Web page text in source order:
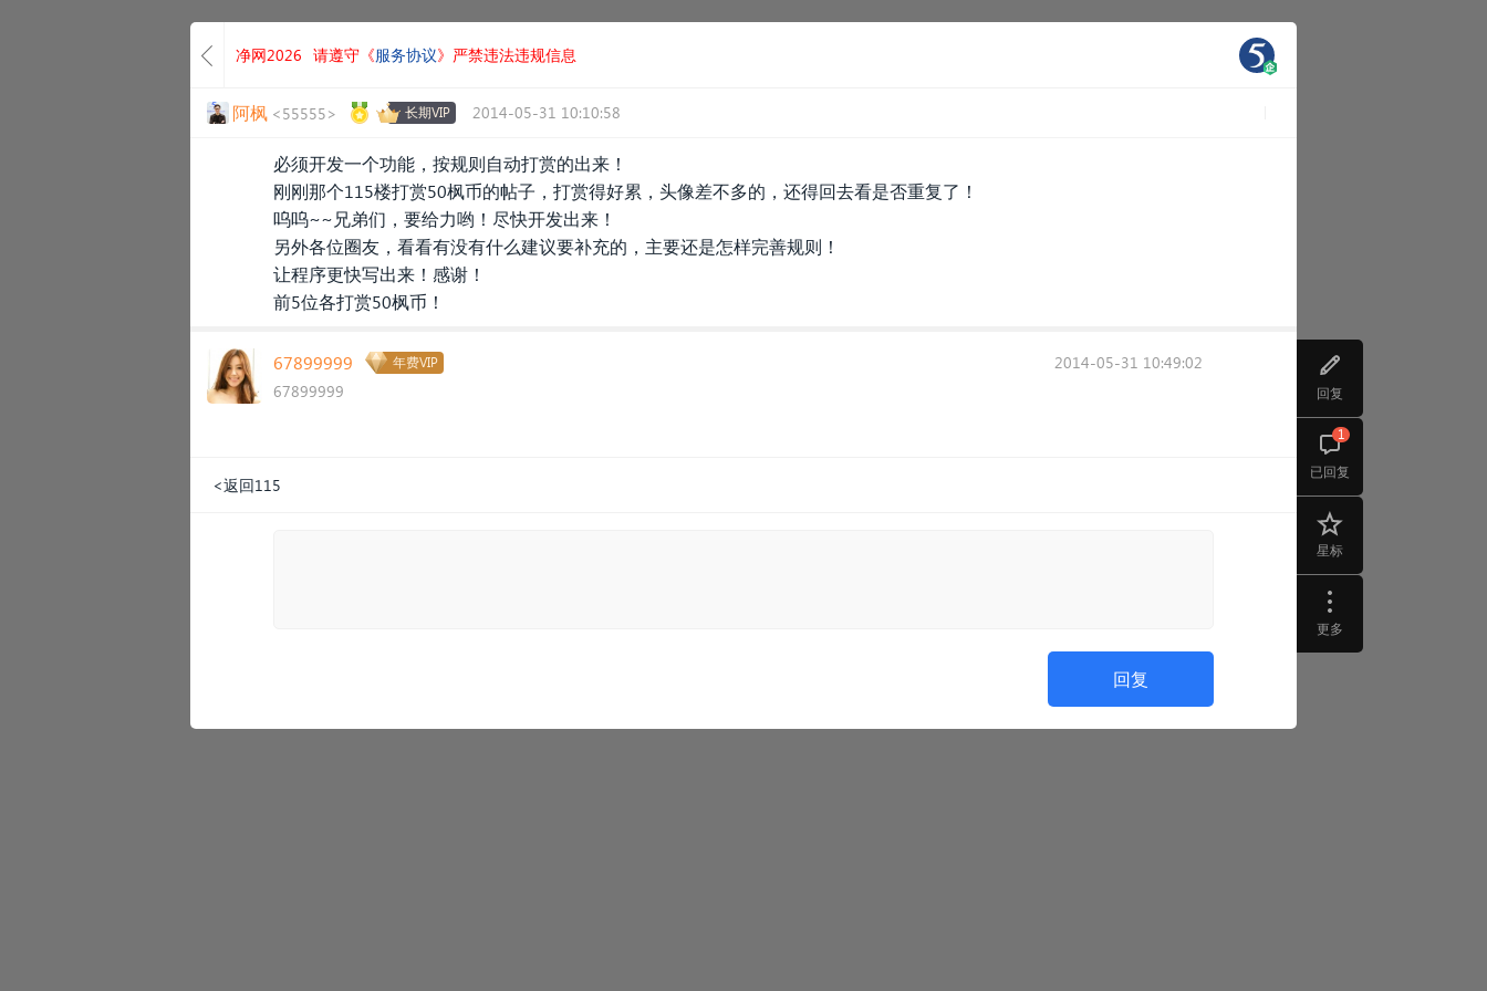
回复
已回复
1
星标
更多
净网2026 请遵守《服务协议》严禁违法违规信息
阿枫 <55555> 长期VIP 2014-05-31 10:10:58
必须开发一个功能，按规则自动打赏的出来！
刚刚那个115楼打赏50枫币的帖子，打赏得好累，头像差不多的，还得回去看是否重复了！
呜呜~~兄弟们，要给力哟！尽快开发出来！
另外各位圈友，看看有没有什么建议要补充的，主要还是怎样完善规则！
让程序更快写出来！感谢！
前5位各打赏50枫币！
67899999 年费VIP
67899999
2014-05-31 10:49:02
<返回115
回复